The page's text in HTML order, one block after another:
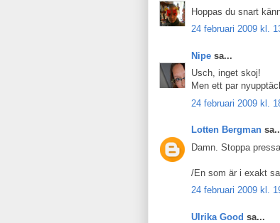
Hoppas du snart
24 februari 2009 kl.
Nipe sa...
Usch, inget skoj!
Men ett par
24 februari 2009 kl.
Lotten Bergman
Damn. Stoppa
/En som är i exakt
24 februari 2009 kl.
Ulrika Good sa...